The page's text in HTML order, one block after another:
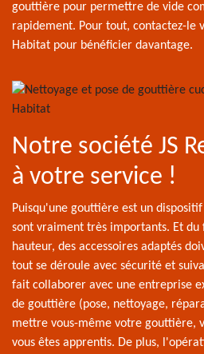
gouttière pour permettre de vide
rapidement. Pour tout, contactez-le
Habitat pour bénéficier davantage.
Notre société JS
à votre service !
Puisqu'une gouttière est un
sont vraiment très importants. Et
hauteur, des accessoires adaptés
tout se déroule avec sécurité et
fait collaborer avec une entreprise
de gouttière (pose, nettoyage,
mettre vous-même votre gouttière,
vous êtes apprentis. De plus,